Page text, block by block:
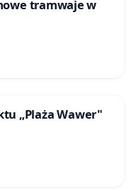
tramwaje w
„Plaża Wawer"